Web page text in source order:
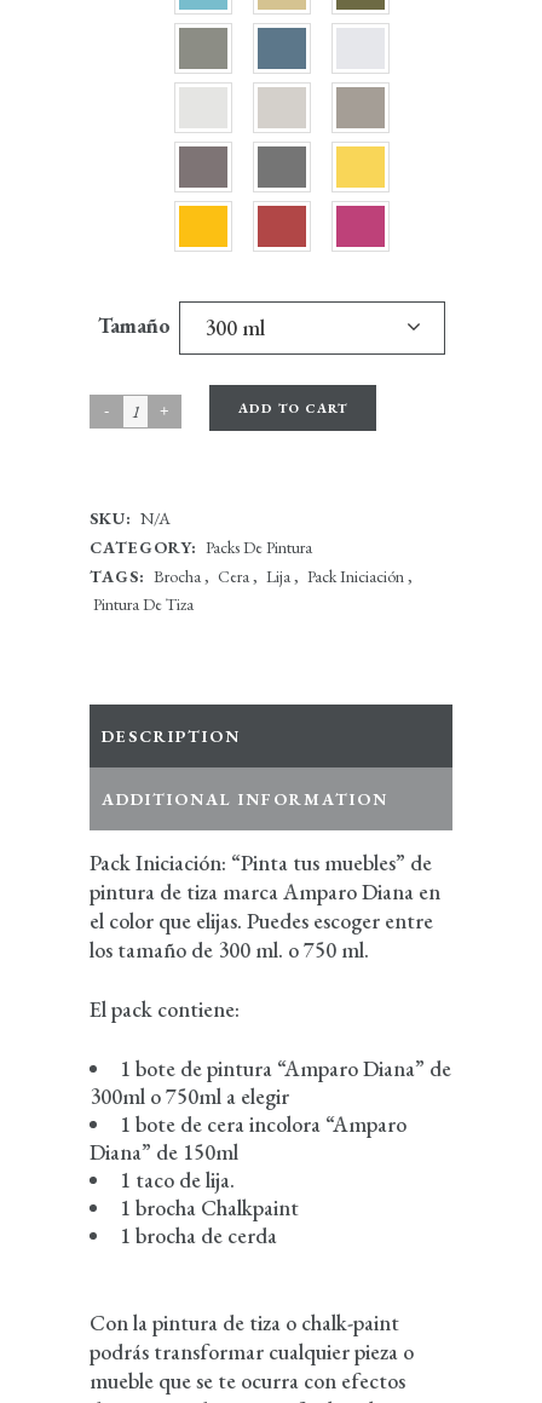
Tamaño 300 ml
ADD TO CART
SKU: N/A
CATEGORY: Packs De Pintura
TAGS: Brocha, Cera, Lija, Pack Iniciación,
Pintura De Tiza
DESCRIPTION
ADDITIONAL INFORMATION
Pack Iniciación: “Pinta tus muebles” de
pintura de tiza marca Amparo Diana en
el color que elijas. Puedes escoger entre
los tamaño de 300 ml. o 750 ml.
El pack contiene:
1 bote de pintura “Amparo Diana” de
300ml o 750ml a elegir
1 bote de cera incolora “Amparo
Diana” de 150ml
1 taco de lija.
1 brocha Chalkpaint
1 brocha de cerda
Con la pintura de tiza o chalk-paint
podrás transformar cualquier pieza o
mueble que se te ocurra con efectos